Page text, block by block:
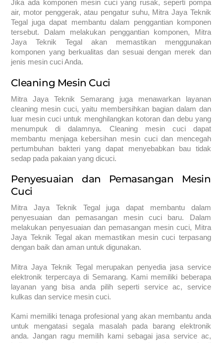
Jika ada komponen mesin cuci yang rusak, seperti pompa
air, motor penggerak, atau pengatur suhu, Mitra Jaya Teknik
Tegal juga dapat membantu dalam penggantian komponen
tersebut. Dalam melakukan penggantian komponen, Mitra
Jaya Teknik Tegal akan memastikan menggunakan
komponen yang berkualitas dan sesuai dengan merek dan
jenis mesin cuci Anda.
Cleaning Mesin Cuci
Mitra Jaya Teknik Semarang juga menawarkan layanan
cleaning mesin cuci, yaitu membersihkan bagian dalam dan
luar mesin cuci untuk menghilangkan kotoran dan debu yang
menumpuk di dalamnya. Cleaning mesin cuci dapat
membantu menjaga kebersihan mesin cuci dan mencegah
pertumbuhan bakteri yang dapat menyebabkan bau tidak
sedap pada pakaian yang dicuci.
Penyesuaian dan Pemasangan Mesin
Cuci
Mitra Jaya Teknik Tegal juga dapat membantu dalam
penyesuaian dan pemasangan mesin cuci baru. Dalam
melakukan penyesuaian dan pemasangan mesin cuci, Mitra
Jaya Teknik Tegal akan memastikan mesin cuci terpasang
dengan baik dan aman untuk digunakan.
Mitra Jaya Teknik Tegal merupakan penyedia jasa service
elektronik terpercaya di Semarang. Kami memiliki beberapa
layanan yang bisa anda pilih seperti service ac, service
kulkas dan service mesin cuci.
Kami memiliki tenaga profesional yang akan membantu anda
untuk mengatasi segala masalah pada barang elektronik
anda. Jangan ragu memilih kami sebagai jasa service ac,